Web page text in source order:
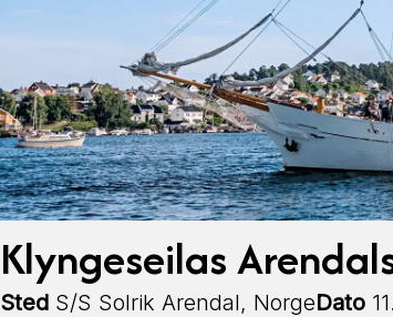
Klyngeseilas
StedS/S Solrik Arendal, NorgeDato